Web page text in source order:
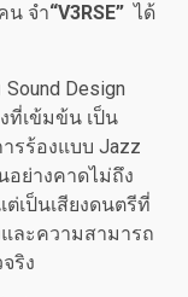
น จำ“V3RSE” ได้
Design
ที่เข้มข้น เป็น
รร้องแบบ Jazz
ย่างคาดไม่ถึง
เป็นเสียงดนตรีที่
และความสามารถ
ริง